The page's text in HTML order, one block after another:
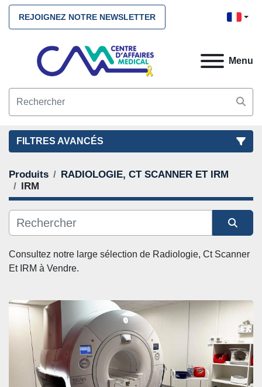
REJOIGNEZ NOTRE NEWSLETTER
Menu
FILTRES AVANCÉS
FILTRES (2) NETTOYEZ TOUS
CATÉGORIE
Produits
RADIOLOGIE, CT SCANNER ET IRM
IRM
Trier par
Consultez notre large sélection de Radiologie, Ct Scanner
Et IRM à Vendre.